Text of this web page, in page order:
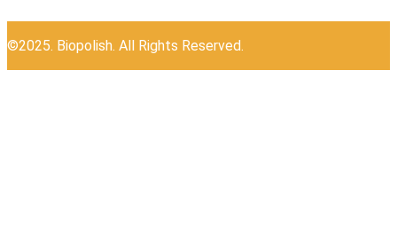
©2025. Biopolish. All Rights Reserved.